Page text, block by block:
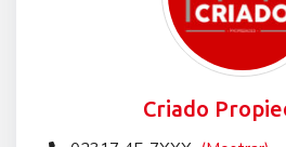
Criado